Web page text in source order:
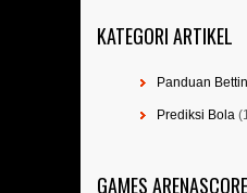
KATEGORI ARTIKEL
Panduan
Prediksi Bola
GAMES ARENASCORE